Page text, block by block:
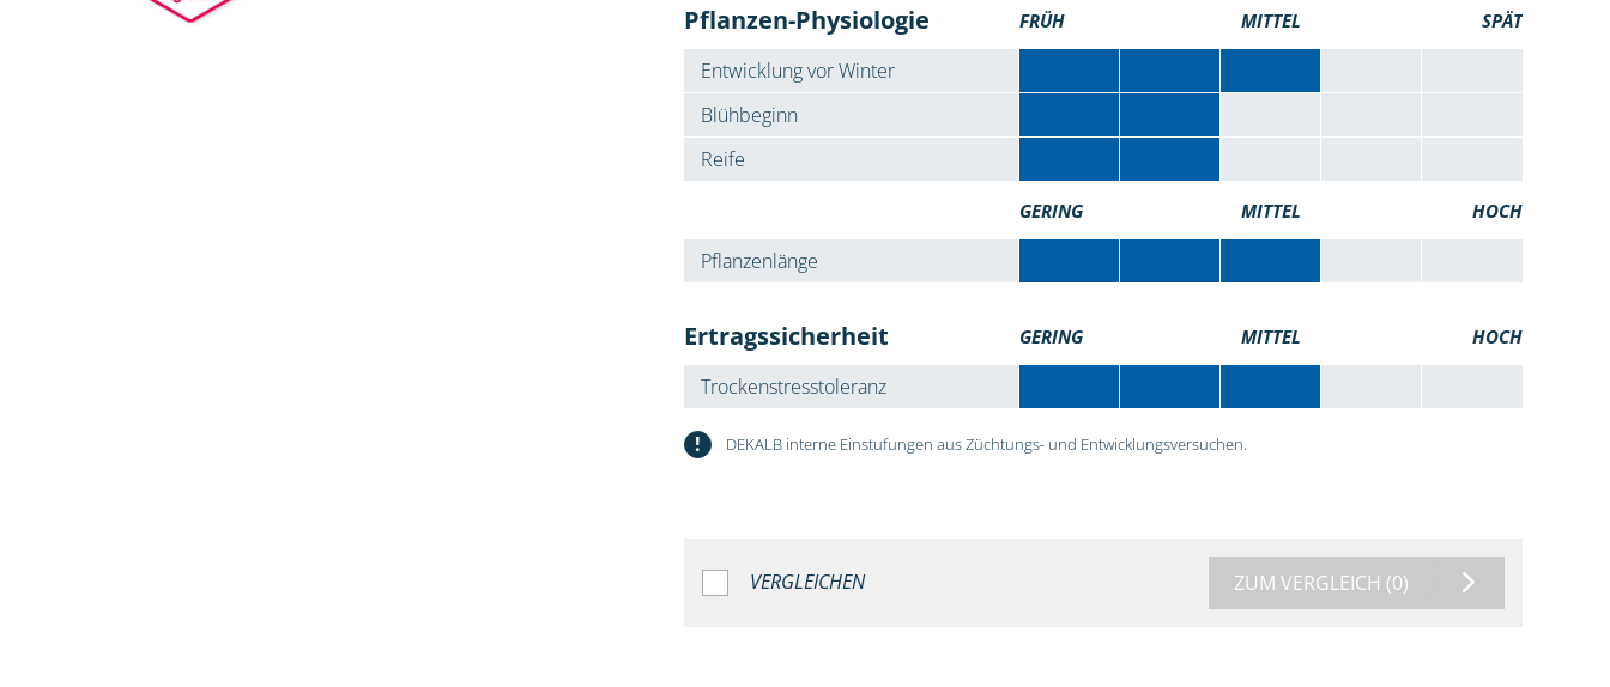
Pflanzen-Physiologie FRÜH MITTEL SPÄT
Entwicklung vor Winter
Blühbeginn
Reife
GERING MITTEL HOCH
Pflanzenlänge
Ertragssicherheit GERING MITTEL HOCH
Trockenstresstoleranz
! DEKALB interne Einstufungen aus Züchtungs- und Entwicklungsversuchen.
VERGLEICHEN ZUM VERGLEICH (0)